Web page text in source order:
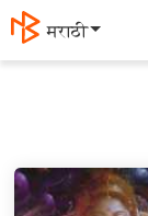
मराठी